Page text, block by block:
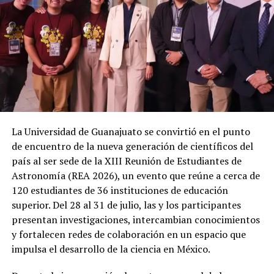
La Universidad de Guanajuato se convirtió en el punto
de encuentro de la nueva generación de científicos del
país al ser sede de la XIII Reunión de Estudiantes de
Astronomía (REA 2026), un evento que reúne a cerca de
120 estudiantes de 36 instituciones de educación
superior. Del 28 al 31 de julio, las y los participantes
presentan investigaciones, intercambian conocimientos
y fortalecen redes de colaboración en un espacio que
impulsa el desarrollo de la ciencia en México.